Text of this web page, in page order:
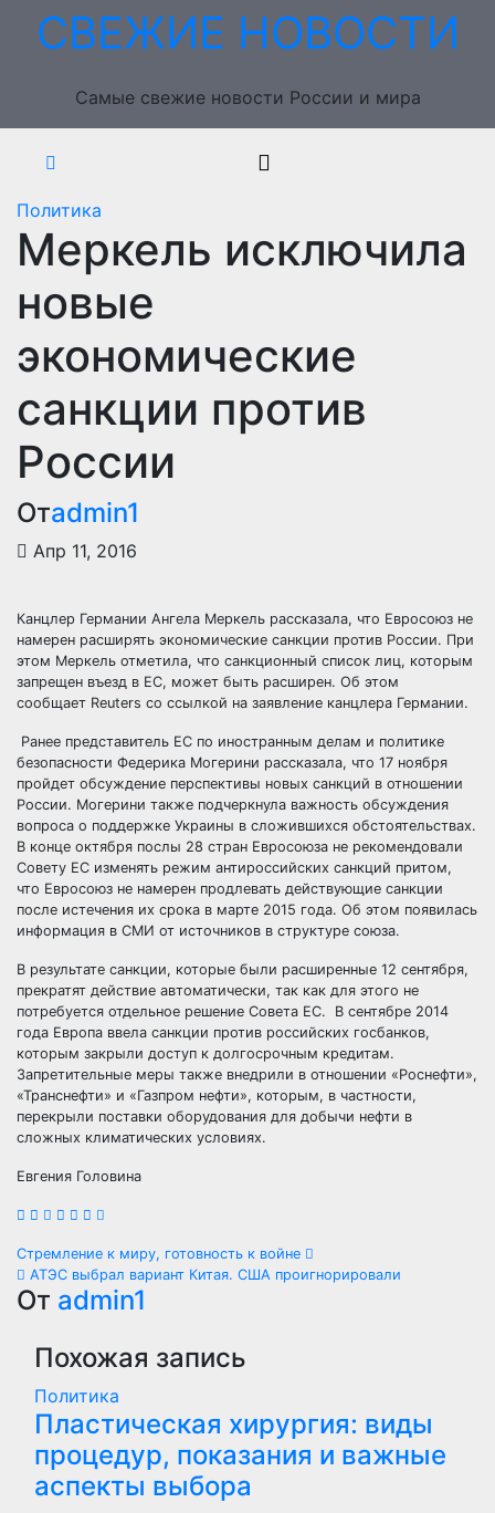
ПерейтиСВЕЖИЕ НОВОСТИ
Самые свежие новости России и мира
Политика
Меркель исключила
новые
экономические
санкции против
России
Отadmin1
Апр 11, 2016
Канцлер Германии Ангела Меркель рассказала, что Евросоюз не
намерен расширять экономические санкции против России. При
этом Меркель отметила, что санкционный список лиц, которым
запрещен въезд в ЕС, может быть расширен. Об этом
сообщает Reuters со ссылкой на заявление канцлера Германии.
Ранее представитель ЕС по иностранным делам и политике
безопасности Федерика Могерини рассказала, что 17 ноября
пройдет обсуждение перспективы новых санкций в отношении
России. Могерини также подчеркнула важность обсуждения
вопроса о поддержке Украины в сложившихся обстоятельствах.
В конце октября послы 28 стран Евросоюза не рекомендовали
Совету ЕС изменять режим антироссийских санкций притом,
что Евросоюз не намерен продлевать действующие санкции
после истечения их срока в марте 2015 года. Об этом появилась
информация в СМИ от источников в структуре союза.
В результате санкции, которые были расширенные 12 сентября,
прекратят действие автоматически, так как для этого не
потребуется отдельное решение Совета ЕС. В сентябре 2014
года Европа ввела санкции против российских госбанков,
которым закрыли доступ к долгосрочным кредитам.
Запретительные меры также внедрили в отношении «Роснефти»,
«Транснефти» и «Газпром нефти», которым, в частности,
перекрыли поставки оборудования для добычи нефти в
сложных климатических условиях.
Евгения Головина
Навигация
по
записям
Стремление к миру, готовность к войне
АТЭС выбрал вариант Китая. США проигнорировали
От admin1
Похожая запись
Политика
Пластическая хирургия: виды
процедур, показания и важные
аспекты выбора